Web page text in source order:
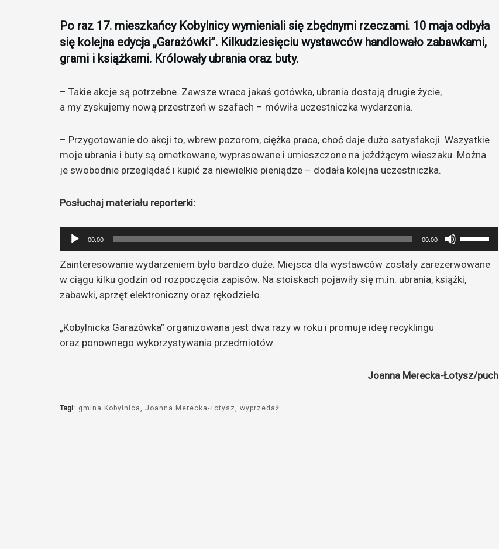
Po raz 17. mieszkańcy Kobylnicy wymieniali się zbędnymi rzeczami. 10 maja odbyła
się kolejna edycja „Garażówki”. Kilkudziesięciu wystawców handlowało zabawkami,
grami i książkami. Królowały ubrania oraz buty.
– Takie akcje są potrzebne. Zawsze wraca jakaś gotówka, ubrania dostają drugie życie,
a my zyskujemy nową przestrzeń w szafach – mówiła uczestniczka wydarzenia.
– Przygotowanie do akcji to, wbrew pozorom, ciężka praca, choć daje dużo satysfakcji. Wszystkie
moje ubrania i buty są ometkowane, wyprasowane i umieszczone na jeżdżącym wieszaku. Można
je swobodnie przeglądać i kupić za niewielkie pieniądze – dodała kolejna uczestniczka.
Posłuchaj materiału reporterki:
Odtwarzacz
plików
dźwiękowych
00:00 00:00
strzałek
do
góry
lub
Zainteresowanie wydarzeniem było bardzo duże. Miejsca dla wystawców zostały zarezerwowane
w ciągu kilku godzin od rozpoczęcia zapisów. Na stoiskach pojawiły się m.in. ubrania, książki,
zabawki, sprzęt elektroniczny oraz rękodzieło.
„Kobylnicka Garażówka” organizowana jest dwa razy w roku i promuje ideę recyklingu
oraz ponownego wykorzystywania przedmiotów.
Joanna Merecka-Łotysz/puch
Tagi: gmina Kobylnica Joanna Merecka-Łotysz wyprzedaż